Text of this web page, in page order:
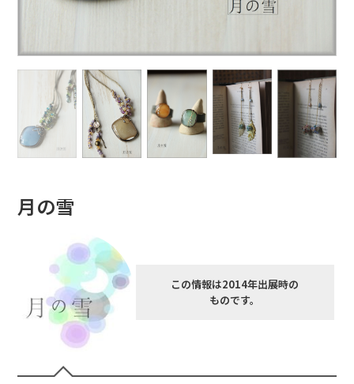
月の雪
この情報は2014年出展時の
ものです。